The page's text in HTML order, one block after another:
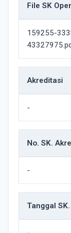
File SK
159255-
Akreditasi
-
No. SK.
-
Tanggal